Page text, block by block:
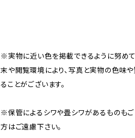
※実物に近い色を掲載できるように努めて
末や閲覧環境により、写真と実物の色味
ることがございます。
※保管によるシワや畳シワがあるものもご
方はご遠慮下さい。